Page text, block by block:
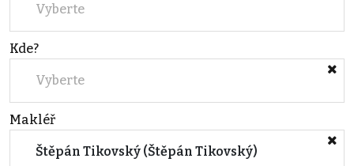
Vyberte
Kde?
Vyberte
Makléř
Štěpán Tikovský (Štěpán Tikovský)